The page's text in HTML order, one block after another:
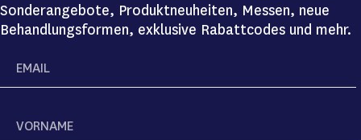
Sonderangebote, Produktneuheiten, Messen, neue
Behandlungsformen, exklusive Rabattcodes und mehr.